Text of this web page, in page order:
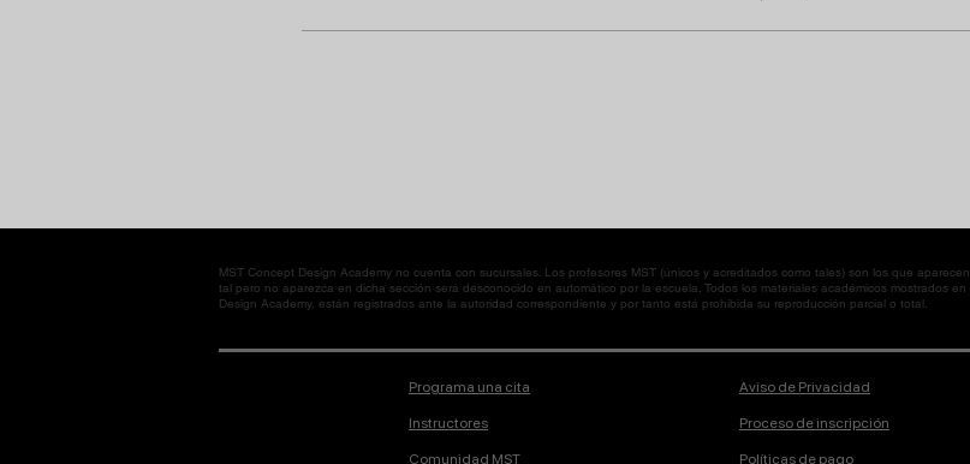
MST Concept Design Academy no cuenta con sucursales. Los profesores MST (únicos y acreditados como tales) son los que
tal pero no aparezca en dicha sección será desconocido en automático por la escuela. Todos los materiales académicos mostrados
Design Academy, están registrados ante la autoridad correspondiente y por tanto está prohibida su reproducción parcial o total.
Programa una cita
Instructores
Comunidad MST
Aviso de Privacidad
Proceso de inscripción
Políticas de pago